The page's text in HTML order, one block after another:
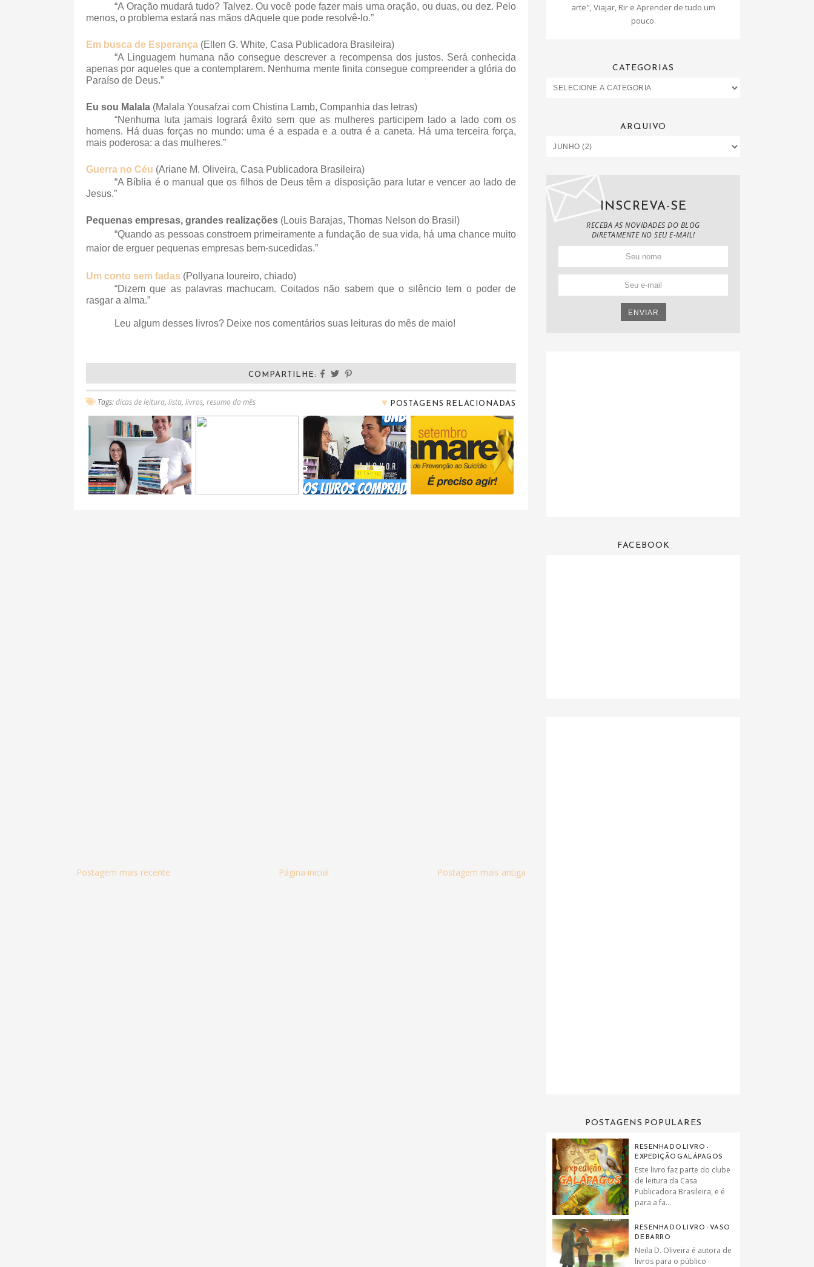
“A Oração mudará tudo? Talvez. Ou você pode fazer mais uma oração, ou duas, ou dez. Pelo
menos, o problema estará nas mãos dAquele que pode resolvê-lo.”
Em busca de Esperança (Ellen G. White, Casa Publicadora Brasileira)
“A Linguagem humana não consegue descrever a recompensa dos justos. Será conhecida
apenas por aqueles que a contemplarem. Nenhuma mente finita consegue compreender a glória do
Paraíso de Deus.”
Eu sou Malala (Malala Yousafzai com Chistina Lamb, Companhia das letras)
“Nenhuma luta jamais logrará êxito sem que as mulheres participem lado a lado com os
homens. Há duas forças no mundo: uma é a espada e a outra é a caneta. Há uma terceira força,
mais poderosa: a das mulheres.”
Guerra no Céu (Ariane M. Oliveira, Casa Publicadora Brasileira)
“A Bíblia é o manual que os filhos de Deus têm a disposição para lutar e vencer ao lado de
Jesus.”
Pequenas empresas, grandes realizações (Louis Barajas, Thomas Nelson do Brasil)
“Quando as pessoas constroem primeiramente a fundação de sua vida, há uma chance muito
maior de erguer pequenas empresas bem-sucedidas.”
Um conto sem fadas (Pollyana loureiro, chiado)
“Dizem que as palavras machucam. Coitados não sabem que o silêncio tem o poder de
rasgar a alma.”
Leu algum desses livros? Deixe nos comentários suas leituras do mês de maio!
COMPARTILHE:
Tags:dicas de leitura, lista, livros, resumo do mês ▼ POSTAGENS RELACIONADAS
Postagem mais recente Postagem mais antiga
Página inicial
arte", Viajar, Rir e Aprender de tudo um
pouco.
CATEGORIAS
ARQUIVO
INSCREVA-SE
RECEBA AS NOVIDADES DO BLOG
DIRETAMENTE NO SEU E-MAIL!
FACEBOOK
POSTAGENS POPULARES
RESENHA DO LIVRO -
EXPEDIÇÃO GALÁPAGOS
Este livro faz parte do clube
de leitura da Casa
Publicadora Brasileira, e é
para a fa...
RESENHA DO LIVRO - VASO
DE BARRO
Neila D. Oliveira é autora de
livros para o público